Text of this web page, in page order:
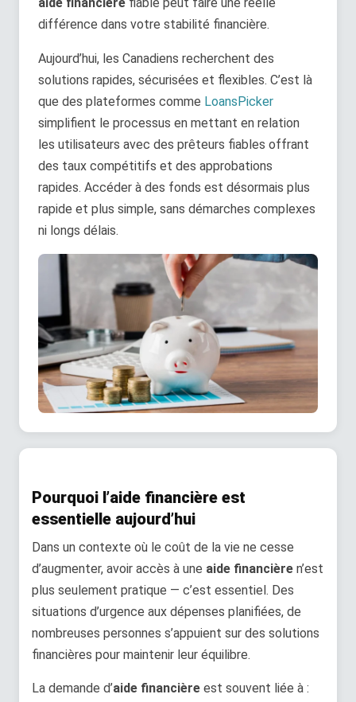
aide financière fiable peut faire une réelle
différence dans votre stabilité financière.
Aujourd’hui, les Canadiens recherchent des
solutions rapides, sécurisées et flexibles. C’est là
que des plateformes comme LoansPicker
simplifient le processus en mettant en relation
les utilisateurs avec des prêteurs fiables offrant
des taux compétitifs et des approbations
rapides. Accéder à des fonds est désormais plus
rapide et plus simple, sans démarches complexes
ni longs délais.
Pourquoi l’aide financière est
essentielle aujourd’hui
Dans un contexte où le coût de la vie ne cesse
d’augmenter, avoir accès à une aide financière n’est
plus seulement pratique — c’est essentiel. Des
situations d’urgence aux dépenses planifiées, de
nombreuses personnes s’appuient sur des solutions
financières pour maintenir leur équilibre.
La demande d’aide financière est souvent liée à :